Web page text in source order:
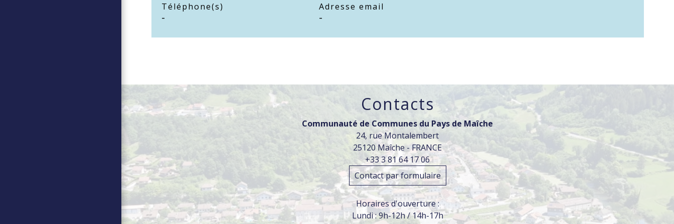
Téléphone(s)
-
Adresse email
-
Contacts
Communauté de Communes du Pays de Maîche
24, rue Montalembert
25120 Maîche - FRANCE
+33 3 81 64 17 06
Contact par formulaire
Horaires d'ouverture :
Lundi : 9h-12h / 14h-17h